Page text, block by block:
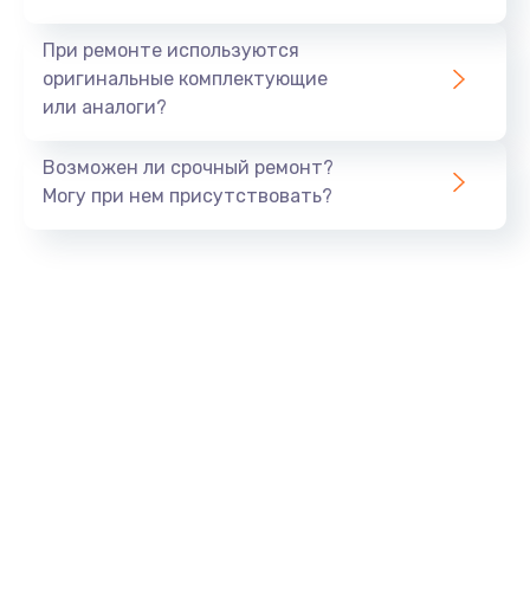
При ремонте используются
оригинальные комплектующие
или аналоги?
Возможен ли срочный ремонт?
Могу при нем присутствовать?